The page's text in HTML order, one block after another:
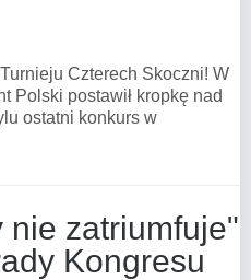
Czterech Skoczni! W
Polski postawił kropkę nad
ostatni konkurs w
nie zatriumfuje"
Kongresu